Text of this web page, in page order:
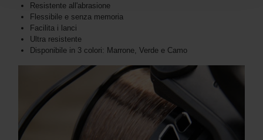
Resistente all'abrasione
Flessibile e senza memoria
Facilita i lanci
Ultra resistente
Disponibile in 3 colori: Marrone, Verde e Camo